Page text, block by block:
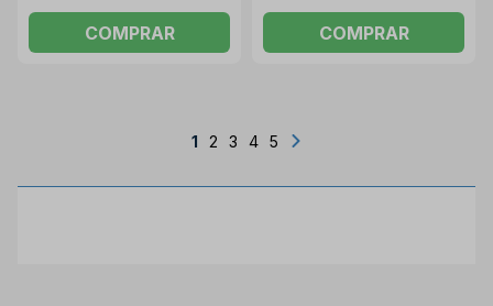
COMPRAR COMPRAR
1 2 3 4 5